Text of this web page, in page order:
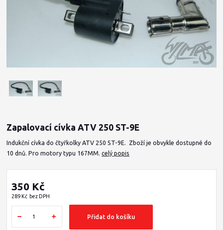
Zapalovací cívka ATV 250 ST-9E
Indukční cívka do čtyřkolky ATV 250 ST-9E. Zboží je obvykle dostupné do
10 dnů. Pro motory typu 167MM.celý popis
350 Kč
289 Kč bez DPH
Přidat do košíku